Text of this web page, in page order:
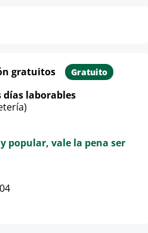
gratuitos Gratuito
días laborables
popular, vale la pena ser
el producto